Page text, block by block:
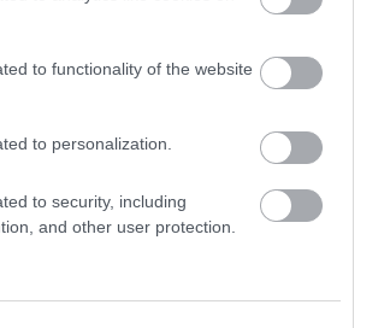
to functionality of the website
to personalization.
to security, including
and other user protection.
Hatalmas
Vízitraffipax
úszhatja meg
Szolnokra is
Adatkezelési